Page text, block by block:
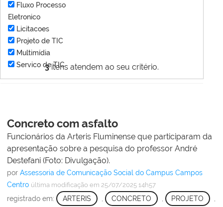
3itens atendem ao seu critério.
Fluxo Processo
Eletronico
Licitacoes
Projeto de TIC
Multimídia
Servico de TIC
Concreto com asfalto
Funcionários da Arteris Fluminense que participaram da
apresentação sobre a pesquisa do professor André
Destefani (Foto: Divulgação).
por Assessoria de Comunicação Social do Campus Campos
Centro última modificação em 25/07/2025 14h57
registrado em: ARTERIS CONCRETO PROJETO